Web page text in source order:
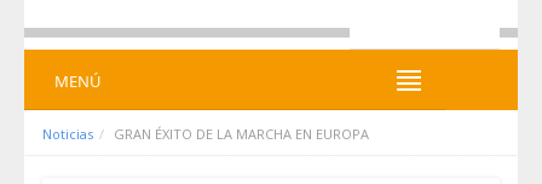
MENÚ
Noticias GRAN ÉXITO DE LA MARCHA EN EUROPA